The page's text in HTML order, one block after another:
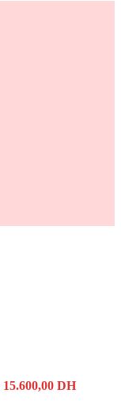
15.600,00 DH